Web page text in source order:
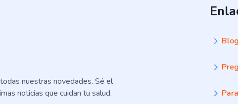
nuestras novedades. Sé el
noticias que cuidan tu salud.
Blog